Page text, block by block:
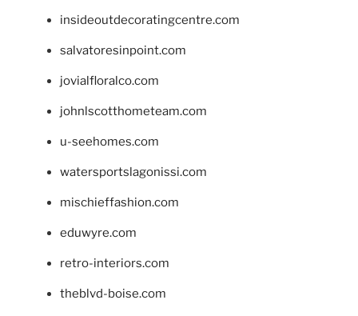
insideoutdecoratingcentre.com
salvatoresinpoint.com
jovialfloralco.com
johnlscotthometeam.com
u-seehomes.com
watersportslagonissi.com
mischieffashion.com
eduwyre.com
retro-interiors.com
theblvd-boise.com